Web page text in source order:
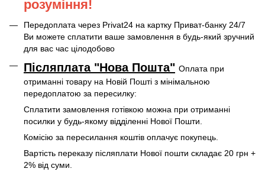
розуміння!
Передоплата через Privat24 на картку Приват-банку 24/7
Ви можете сплатити ваше замовлення в будь-який зручний
для вас час цілодобово
Післяплата "Нова Пошта" Оплата при
отриманні товару на Новій Пошті з мінімальною
передоплатою за пересилку:
Сплатити замовлення готівкою можна при отриманні
посилки у будь-якому відділенні Нової Пошти.
Комісію за пересилання коштів оплачує покупець.
Вартість переказу післяплати Нової пошти складає 20 грн +
2% від суми.